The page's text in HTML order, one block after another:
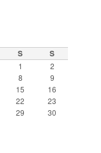
S S
1
2
8
9
15
16
22
23
29
30